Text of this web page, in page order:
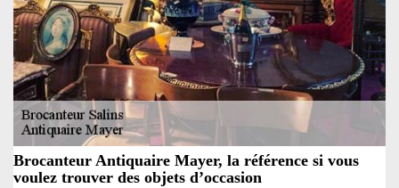
Brocanteur Antiquaire Mayer, la référence si vous
voulez trouver des objets d’occasion